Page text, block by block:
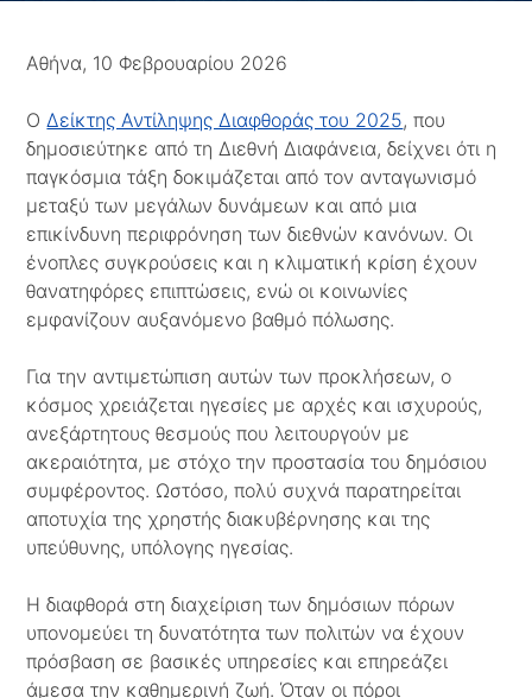
Αθήνα, 10 Φεβρουαρίου 2026
ΟΔείκτης Αντίληψης Διαφθοράς του 2025, που
δημοσιεύτηκε από τη Διεθνή Διαφάνεια, δείχνει ότι η
παγκόσμια τάξη δοκιμάζεται από τον ανταγωνισμό
μεταξύ των μεγάλων δυνάμεων και από μια
επικίνδυνη περιφρόνηση των διεθνών κανόνων. Οι
ένοπλες συγκρούσεις και η κλιματική κρίση έχουν
θανατηφόρες επιπτώσεις, ενώ οι κοινωνίες
εμφανίζουν αυξανόμενο βαθμό πόλωσης.
Για την αντιμετώπιση αυτών των προκλήσεων, ο
κόσμος χρειάζεται ηγεσίες με αρχές και ισχυρούς,
ανεξάρτητους θεσμούς που λειτουργούν με
ακεραιότητα, με στόχο την προστασία του δημόσιου
συμφέροντος. Ωστόσο, πολύ συχνά παρατηρείται
αποτυχία της χρηστής διακυβέρνησης και της
υπεύθυνης, υπόλογης ηγεσίας.
Η διαφθορά στη διαχείριση των δημόσιων πόρων
υπονομεύει τη δυνατότητα των πολιτών να έχουν
πρόσβαση σε βασικές υπηρεσίες και επηρεάζει
άμεσα την καθημερινή ζωή. Όταν οι πόροι